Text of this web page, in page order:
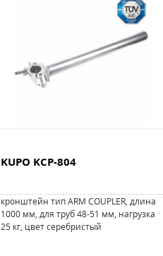
KUPO KCP-804
кронштейн тип ARM COUPLER, длина
1000 мм, для труб 48-51 мм, нагрузка
25 кг, цвет серебристый